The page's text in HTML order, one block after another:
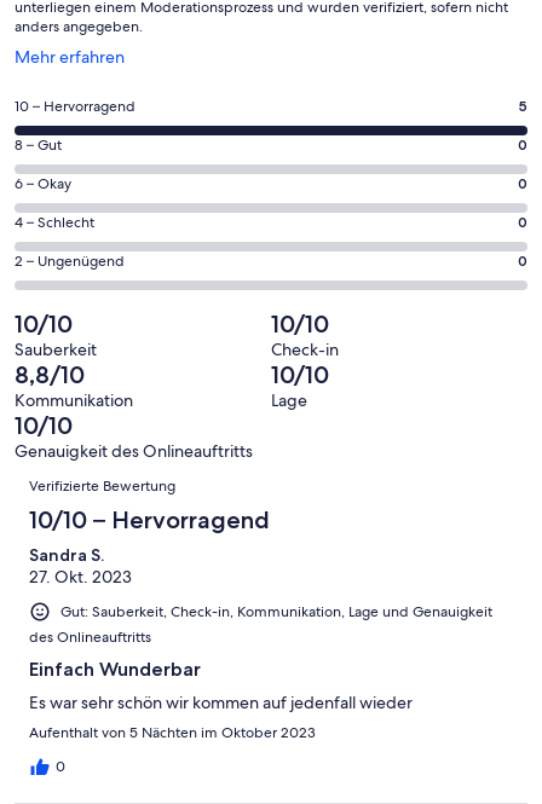
unterliegen einem Moderationsprozess und wurden verifiziert, sofern nicht
anders angegeben.
Mehr erfahren
Wird
einem
neuen
Fenster
geöffnet
5
von
insgesamt
5
Gästebewertungen
haben
eine
Bewertung
von
10
-
Hervorragend
10 – Hervorragend 5
0
von
insgesamt
5
Gästebewertungen
haben
Bewertung
von
8
-
Gut
8 – Gut 0
0
von
insgesamt
5
Gästebewertungen
haben
eine
Bewertung
von
6
-
Okay
6 – Okay 0
0
von
insgesamt
Gästebewertungen
haben
eine
Bewertung
von
4
Schlecht
4 – Schlecht 0
0
von
insgesamt
5
Gästebewertungen
haben
eine
Bewertung
Ungenügend
2 – Ungenügend 0
10/10
Sauberkeit
10/10
Check-in
8,8/10
Kommunikation
10/10
Lage
10/10
Genauigkeit des Onlineauftritts
Bewertungen
Verifizierte Bewertung
10/10 – Hervorragend
Sandra S.
27. Okt. 2023
Gut: Sauberkeit, Check-in, Kommunikation, Lage und Genauigkeit
des Onlineauftritts
Einfach Wunderbar
Es war sehr schön wir kommen auf jedenfall wieder
Aufenthalt von 5 Nächten im Oktober 2023
0